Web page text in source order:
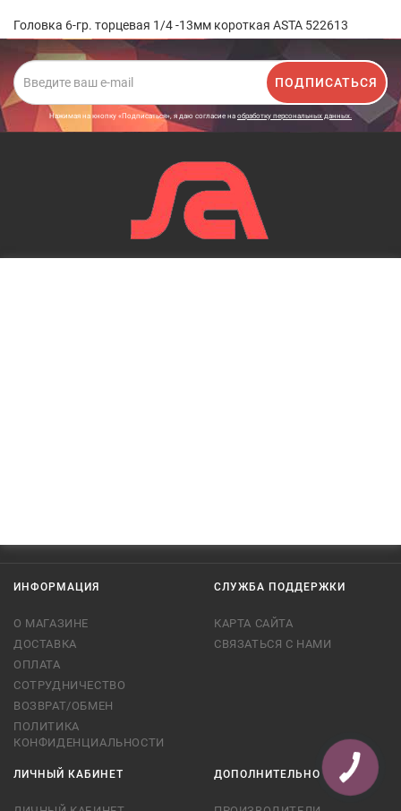
Головка 6-гр. торцевая 1/4 -13мм короткая ASTA 522613
ПОДПИСАТЬСЯ
Нажимая на кнопку «Подписаться», я даю cогласие на обработку персональных данных.
ИНФОРМАЦИЯ
О МАГАЗИНЕ
ДОСТАВКА
ОПЛАТА
СОТРУДНИЧЕСТВО
ВОЗВРАТ/ОБМЕН
ПОЛИТИКА
КОНФИДЕНЦИАЛЬНОСТИ
СЛУЖБА ПОДДЕРЖКИ
КАРТА САЙТА
СВЯЗАТЬСЯ С НАМИ
ЛИЧНЫЙ КАБИНЕТ ДОПОЛНИТЕЛЬНО